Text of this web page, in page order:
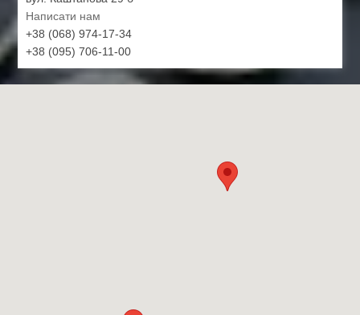
Написати нам
+38 (068) 974-17-34
+38 (095) 706-11-00